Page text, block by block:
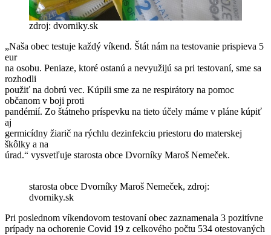
zdroj: dvorniky.sk
„Naša obec testuje každý víkend. Štát nám na testovanie prispieva 5
eur
na osobu. Peniaze, ktoré ostanú a nevyužijú sa pri testovaní, sme sa
rozhodli
použiť na dobrú vec. Kúpili sme za ne respirátory na pomoc
občanom v boji proti
pandémií. Zo štátneho príspevku na tieto účely máme v pláne kúpiť
aj
germicídny žiarič na rýchlu dezinfekciu priestoru do materskej
škôlky a na
úrad.“ vysvetľuje starosta obce Dvorníky Maroš Nemeček.
starosta obce Dvorníky Maroš Nemeček, zdroj:
dvorniky.sk
Pri poslednom víkendovom testovaní obec zaznamenala 3 pozitívne
prípady na ochorenie Covid 19 z celkového počtu 534 otestovaných